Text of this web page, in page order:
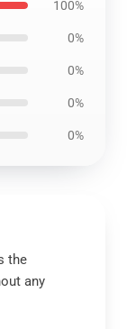
100%
0%
0%
0%
0%
the
any